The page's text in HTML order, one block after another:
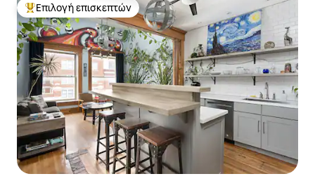
Κορυφαία επιλογή επισκεπτών
Επιλογή επισκεπτών